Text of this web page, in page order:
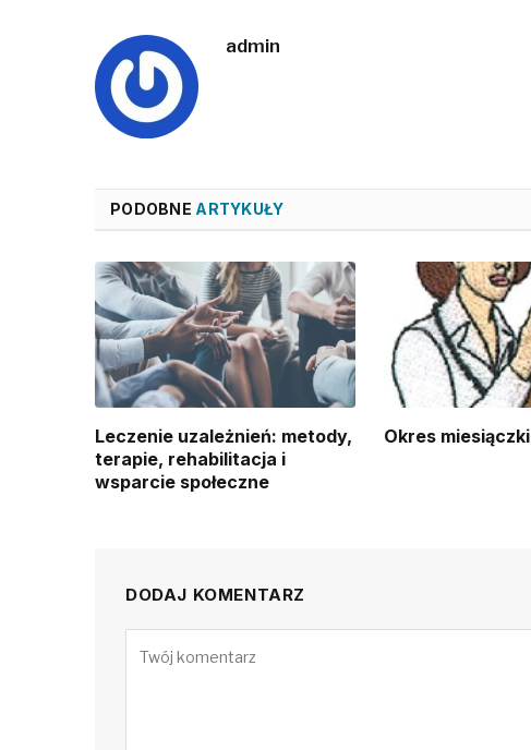
admin
PODOBNE ARTYKUŁY
Leczenie uzależnień: metody,
terapie, rehabilitacja i
wsparcie społeczne
Okres miesiączki
DODAJ KOMENTARZ